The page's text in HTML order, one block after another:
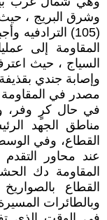
وشرق البريج ،
(105)
المقاومة إلى
السياج ، حيث
وإصابة جندي
مصدر في المقاومة
في حال كرٍ وفر،
مناطق الجهد
القطاع، وفي
عند محاور
المقاومة دك
القطاع
وبالطائرات المسيرة